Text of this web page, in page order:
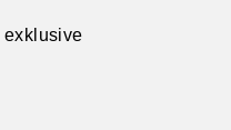
exklusive